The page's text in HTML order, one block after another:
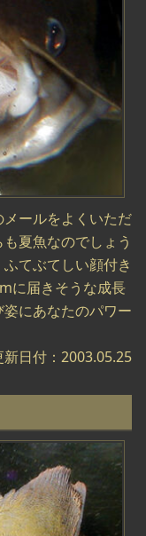
ールをよくいただ
夏魚なのでしょう
てぶてしい顔付き
に届きそうな成長
にあなたのパワー
新日付：2003.05.25